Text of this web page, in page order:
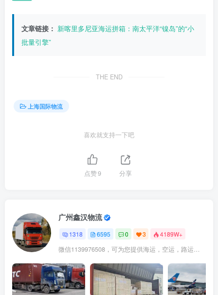
文章链接： 新喀里多尼亚海运拼箱：南太平洋“镍岛”的“小
批量引擎”
THE END
上海国际物流
喜欢就支持一下吧
点赞9 分享
广州鑫汉物流
1318 6595 0 3 4189W+
微信1139976508，可为您提供海运，空运，路运，铁路运输